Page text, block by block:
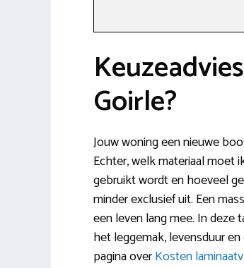
Goirle?
Jouw woning een nieuwe
Echter, welk materiaal moet
gebruikt wordt en hoeveel
minder exclusief uit. Een
een leven lang mee. In
het leggemak, levensduur
pagina overKosten